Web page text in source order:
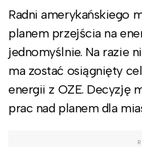
Radni amerykańskiego
planem przejścia na
jednomyślnie. Na razie
ma zostać osiągnięty
energii z OZE. Decyzję
prac nad planem dla